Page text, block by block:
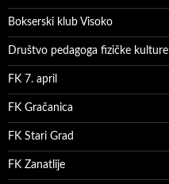
Bokserski klub Visoko
Društvo pedagoga fizičke kulture
FK 7. april
FK Gračanica
FK Stari Grad
FK Zanatlije